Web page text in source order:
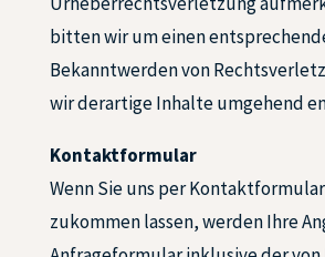
bitten wir um einen
Bekanntwerden von
wir derartige Inhalte umgehend
Kontaktformular
Wenn Sie uns per
zukommen lassen, werden Ihre